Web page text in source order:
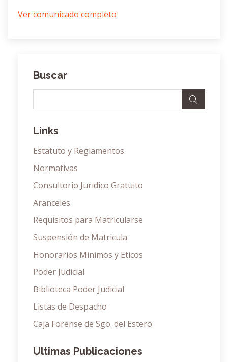
Ver comunicado completo
Buscar
Links
Estatuto y Reglamentos
Normativas
Consultorio Juridico Gratuito
Aranceles
Requisitos para Matricularse
Suspensión de Matricula
Honorarios Minimos y Eticos
Poder Judicial
Biblioteca Poder Judicial
Listas de Despacho
Caja Forense de Sgo. del Estero
Ultimas Publicaciones